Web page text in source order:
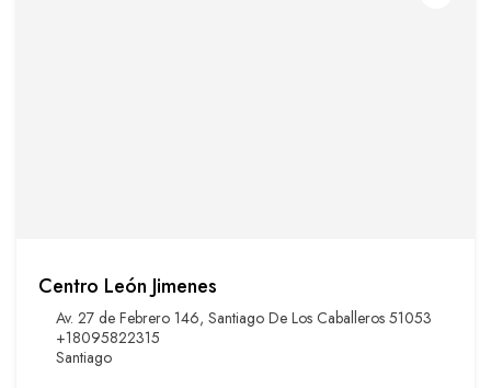
Centro León Jimenes
Av. 27 de Febrero 146, Santiago De Los Caballeros 51053
+18095822315
Santiago